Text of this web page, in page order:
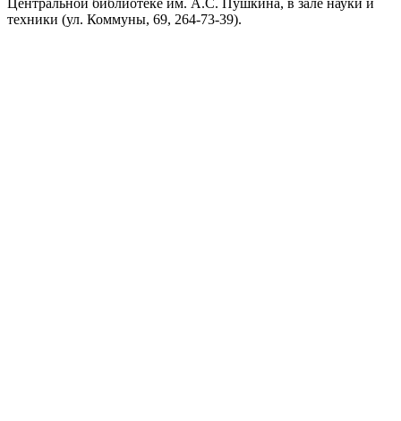
Центральной библиотеке им. А.С. Пушкина, в зале науки и
техники (ул. Коммуны, 69, 264-73-39).